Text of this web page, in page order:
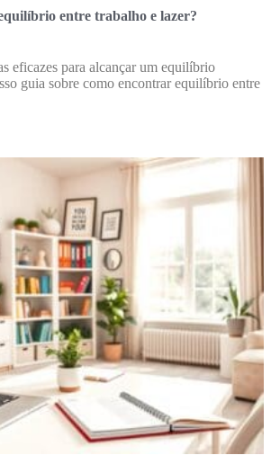
entre trabalho e lazer?
eficazes para alcançar um equilíbrio
guia sobre como encontrar equilíbrio entre